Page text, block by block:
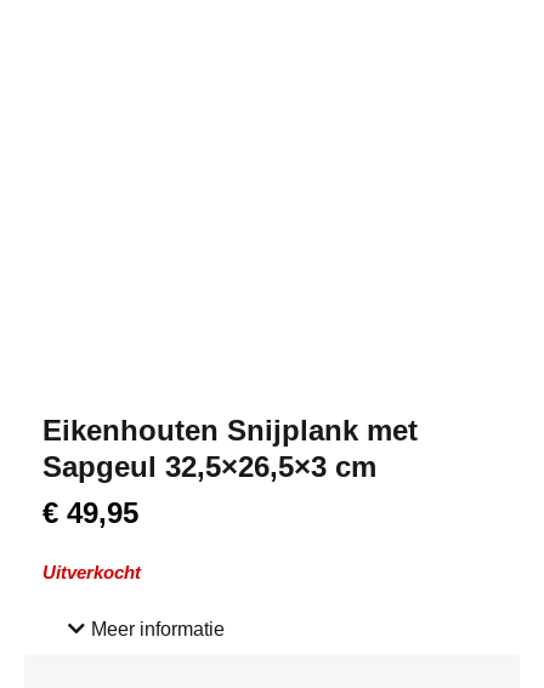
Eikenhouten Snijplank met
Sapgeul 32,5×26,5×3 cm
€ 49,95
Uitverkocht
Meer informatie